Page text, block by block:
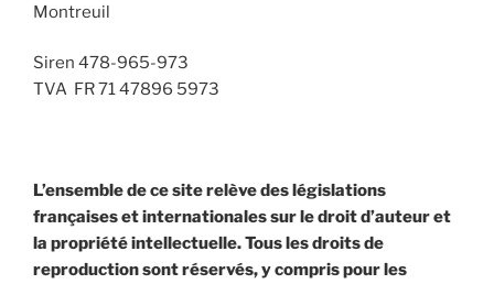
Montreuil
Siren 478-965-973
TVA FR 71 47896 5973
L’ensemble de ce site relève des législations
françaises et internationales sur le droit d’auteur et
la propriété intellectuelle. Tous les droits de
reproduction sont réservés, y compris pour les